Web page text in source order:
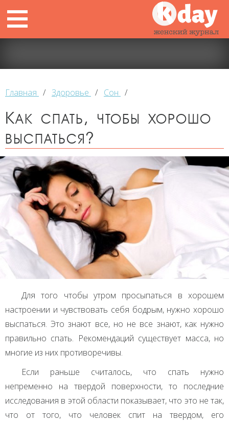
Главная / Здоровье / Сон /
Как спать, чтобы хорошо
выспаться?
Для того чтобы утром просыпаться в хорошем
настроении и чувствовать себя бодрым, нужно хорошо
выспаться. Это знают все, но не все знают, как нужно
правильно спать. Рекомендаций существует масса, но
многие из них противоречивы.
Если раньше считалось, что спать нужно
непременно на твердой поверхности, то последние
исследования в этой области показывает, что это не так,
что от того, что человек спит на твердом, его